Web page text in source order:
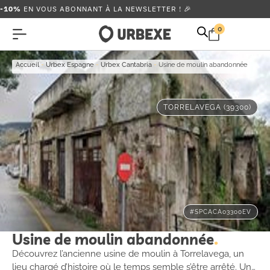
-10% EN VOUS ABONNANT À LA NEWSLETTER ! 🎉
0
Accueil- Urbex Espagne- Urbex Cantabria - Usine de moulin abandonnée
TORRELAVEGA (39300)
#SPCACA03300EV
Usine de moulin abandonnée
Découvrez l’ancienne usine de moulin à Torrelavega, un
lieu chargé d’histoire où le temps semble s’être arrêté. Un